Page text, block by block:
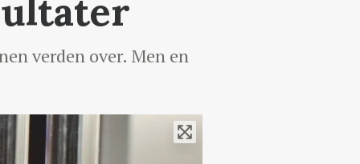
verden over. Men en